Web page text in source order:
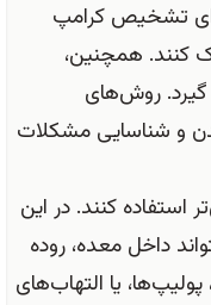
تشخیص کرامپ
کنند. همچنین،
روش‌های
بدن و شناسایی مشکلات
کنند. در این
داخل معده، روده
یا التهاب‌های